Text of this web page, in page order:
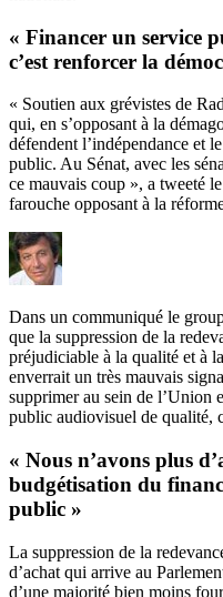
« Financer un service
c’est renforcer la
« Soutien aux grévistes de
qui, en s’opposant à la
défendent l’indépendance et
public. Au Sénat, avec les
ce mauvais coup », a tweeté
farouche opposant à la
Dans un communiqué le
que la suppression de la
préjudiciable à la qualité et à
enverrait un très mauvais
supprimer au sein de l’Union
public audiovisuel de qualité,
« Nous n’avons plus
budgétisation du
public »
La suppression de la
d’achat qui arrive au
d’une majorité bien moins